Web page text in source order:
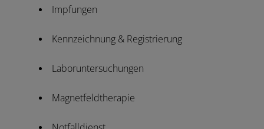
Impfungen
Kennzeichnung & Registrierung
Laboruntersuchungen
Magnetfeldtherapie